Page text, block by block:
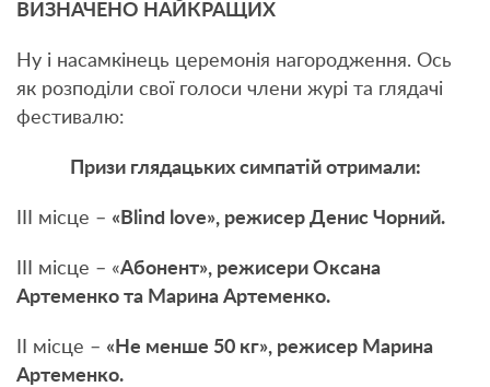
ВИЗНАЧЕНО НАЙКРАЩИХ
Ну і насамкінець церемонія нагородження. Ось
як розподіли свої голоси члени журі та глядачі
фестивалю:
Призи глядацьких симпатій отримали:
ІІІ місце – «Blind love», режисер Денис Чорний.
ІІІ місце – «Абонент», режисери Оксана
Артеменко та Марина Артеменко.
ІІ місце – «Не менше 50 кг», режисер Марина
Артеменко.